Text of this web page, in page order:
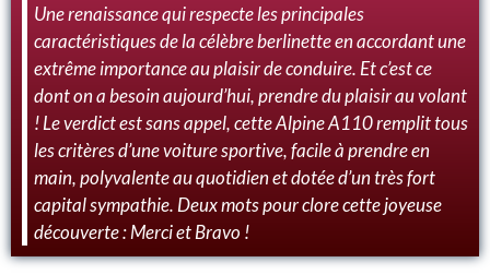
Une renaissance qui respecte les principales
caractéristiques de la célèbre berlinette en accordant une
extrême importance au plaisir de conduire. Et c’est ce
dont on a besoin aujourd’hui, prendre du plaisir au volant
! Le verdict est sans appel, cette Alpine A110 remplit tous
les critères d’une voiture sportive, facile à prendre en
main, polyvalente au quotidien et dotée d’un très fort
capital sympathie. Deux mots pour clore cette joyeuse
découverte : Merci et Bravo !